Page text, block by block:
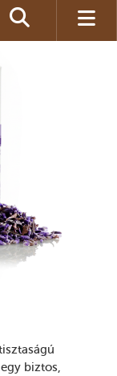
biztos,